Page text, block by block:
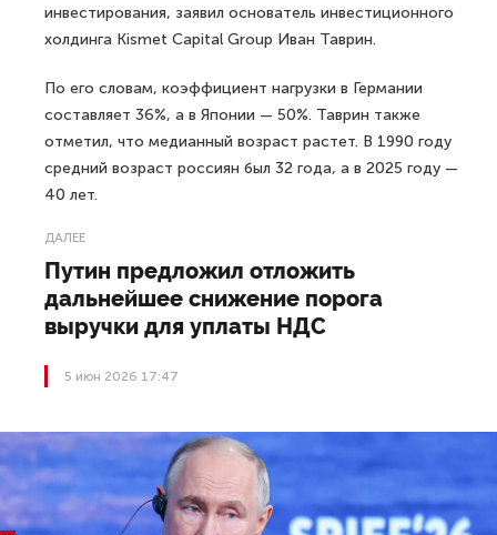
инвестирования, заявил основатель инвестиционного
холдинга Kismet Capital Group Иван Таврин.
По его словам, коэффициент нагрузки в Германии
составляет 36%, а в Японии — 50%. Таврин также
отметил, что медианный возраст растет. В 1990 году
средний возраст россиян был 32 года, а в 2025 году —
40 лет.
ДАЛЕЕ
Путин предложил отложить
дальнейшее снижение порога
выручки для уплаты НДС
5 июн 2026 17:47